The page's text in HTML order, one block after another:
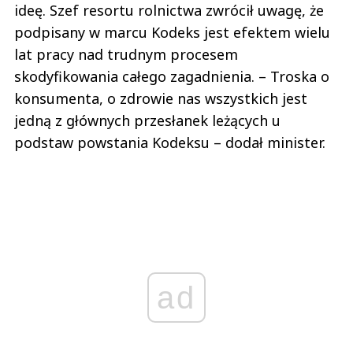
ideę. Szef resortu rolnictwa zwrócił uwagę, że
podpisany w marcu Kodeks jest efektem wielu
lat pracy nad trudnym procesem
skodyfikowania całego zagadnienia. – Troska o
konsumenta, o zdrowie nas wszystkich jest
jedną z głównych przesłanek leżących u
podstaw powstania Kodeksu – dodał minister.
ad